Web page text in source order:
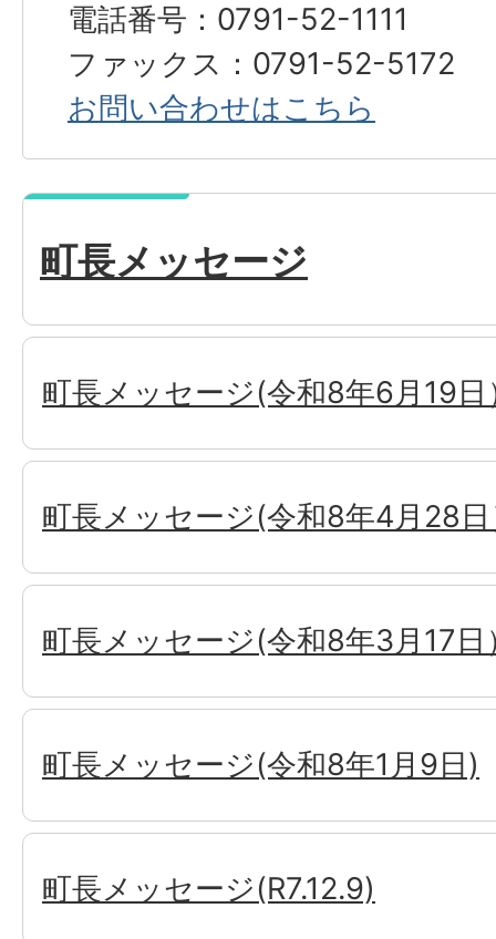
電話番号：0791-52-1111
ファックス：0791-52-5172
お問い合わせはこちら
町長メッセージ
町長メッセージ(令和8年6月19日
町長メッセージ(令和8年4月28
町長メッセージ(令和8年3月17日
町長メッセージ(令和8年1月9日)
町長メッセージ(R7.12.9)